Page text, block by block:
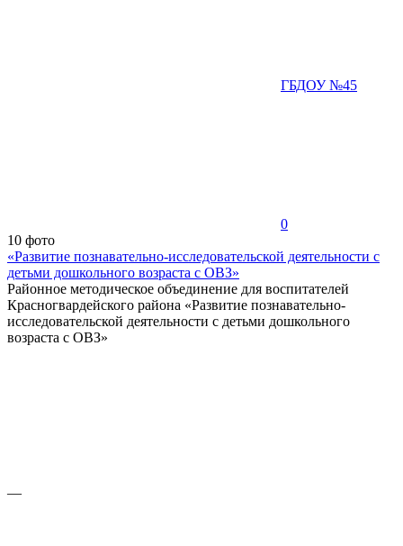
ГБДОУ №45
0
10 фото
«Развитие познавательно-исследовательской деятельности с
детьми дошкольного возраста с ОВЗ»
Районное методическое объединение для воспитателей
Красногвардейского района «Развитие познавательно-
исследовательской деятельности с детьми дошкольного
возраста с ОВЗ»
—